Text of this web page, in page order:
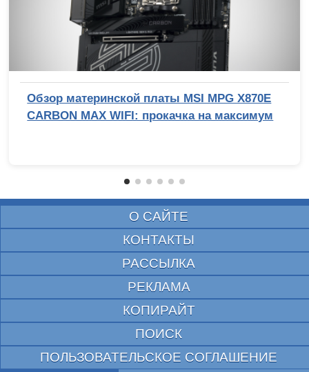
Обзор материнской платы MSI MPG X870E
CARBON MAX WIFI: прокачка на максимум
О САЙТЕ
КОНТАКТЫ
РАССЫЛКА
РЕКЛАМА
КОПИРАЙТ
ПОИСК
ПОЛЬЗОВАТЕЛЬСКОЕ СОГЛАШЕНИЕ